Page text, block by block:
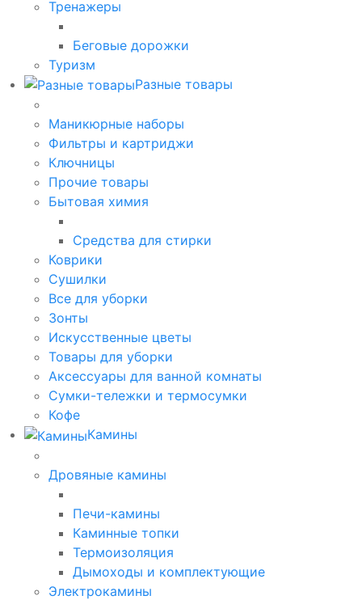
Тренажеры
Беговые дорожки
Туризм
Разные товары
Маникюрные наборы
Фильтры и картриджи
Ключницы
Прочие товары
Бытовая химия
Средства для стирки
Коврики
Сушилки
Все для уборки
Зонты
Искусственные цветы
Товары для уборки
Аксессуары для ванной комнаты
Сумки-тележки и термосумки
Кофе
Камины
Дровяные камины
Печи-камины
Каминные топки
Термоизоляция
Дымоходы и комплектующие
Электрокамины